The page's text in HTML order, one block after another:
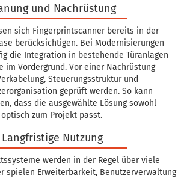
und Nachrüstung
sich Fingerprintscanner bereits in der
berücksichtigen. Bei Modernisierungen
die Integration in bestehende Türanlagen
im Vordergrund. Vor einer Nachrüstung
Steuerungsstruktur und
geprüft werden. So kann
dass die ausgewählte Lösung sowohl
zum Projekt passt.
Langfristige Nutzung
werden in der Regel über viele
spielen Erweiterbarkeit, Benutzerverwaltung